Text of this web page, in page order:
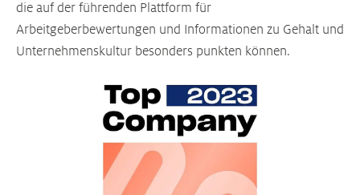
die auf der führenden Plattform für
Arbeitgeberbewertungen und Informationen zu Gehalt und
Unternehmenskultur besonders punkten können.